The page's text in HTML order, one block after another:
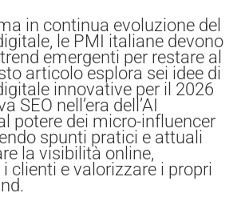
in continua evoluzione del
le PMI italiane devono
emergenti per restare al
articolo esplora sei idee di
innovative per il 2026
SEO nell’era dell’AI
potere dei micro-influencer
spunti pratici e attuali
la visibilità online,
clienti e valorizzare i propri